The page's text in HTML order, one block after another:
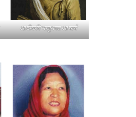
आदीकवि भानुभक्त आचार्य